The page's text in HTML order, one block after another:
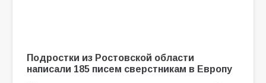
Подростки из Ростовской области
написали 185 писем сверстникам в Европу